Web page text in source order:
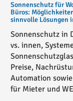
Sonnenschutz für
Büros:
sinnvolle Lösungen
Sonnenschutz in
vs. innen,
Preise,
Automation
für Mieter und